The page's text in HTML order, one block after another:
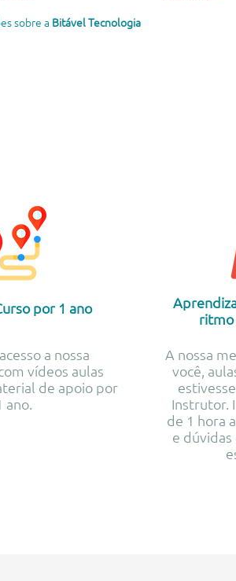
sobre a Bitável Tecnologia
por 1 ano
a nossa
vídeos aulas
de apoio por
ano.
ritmo
A nossa
você,
Instrutor.
de 1 hora
e